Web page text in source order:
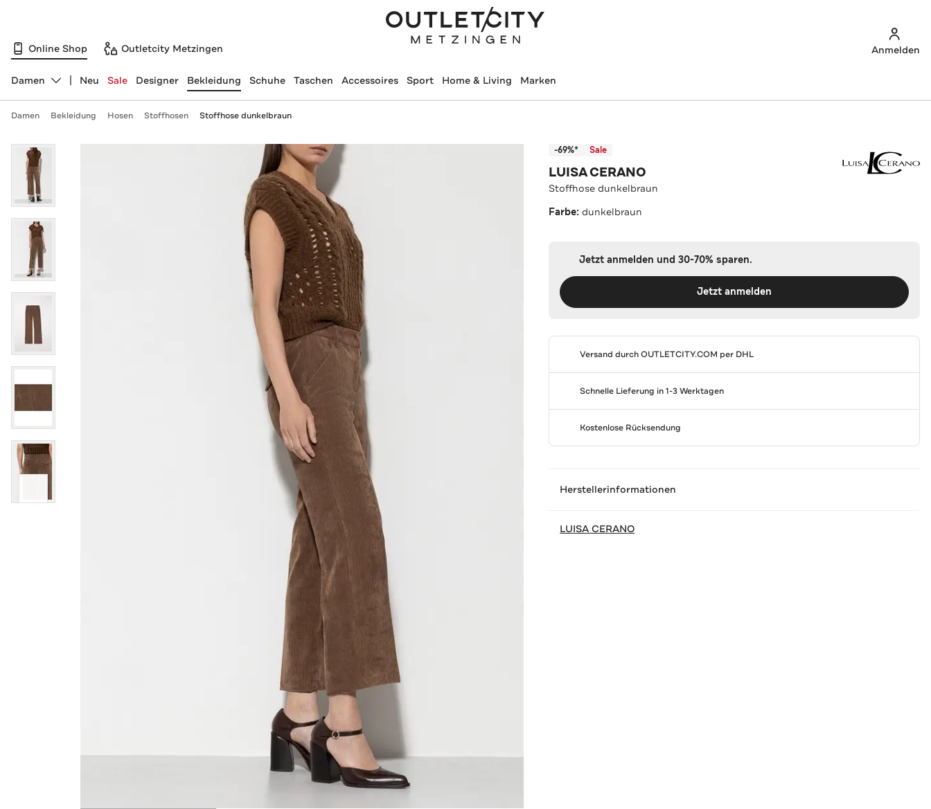
Online Shop Outletcity Metzingen Anmelden
Abteilung ändern, ausgewählt:
Damen Neu Sale Designer Bekleidung Schuhe Taschen Accessoires Sport Home & Living Marken
Damen Bekleidung Hosen Stoffhosen Stoffhose dunkelbraun
-69%* Sale
LUISA CERANO
Stoffhose dunkelbraun
Farbe:dunkelbraun
Jetzt anmelden und 30-70% sparen.
Jetzt anmelden
Versand durchOUTLETCITY.COM per DHL
Schnelle Lieferung in 1-3 Werktagen
Kostenlose Rücksendung
Herstellerinformationen
LUISA CERANO